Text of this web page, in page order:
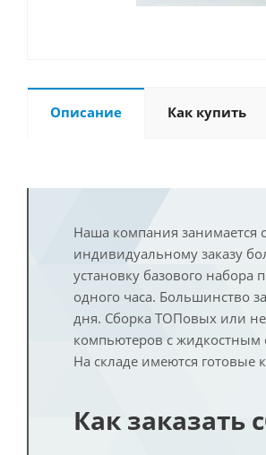
Описание Как купить
Наша компания занимается
индивидуальному заказу
установку базового набора
одного часа. Большинство
дня. Сборка ТОПовых или
компьютеров с жидкостным
На складе имеются готовые
Как заказать